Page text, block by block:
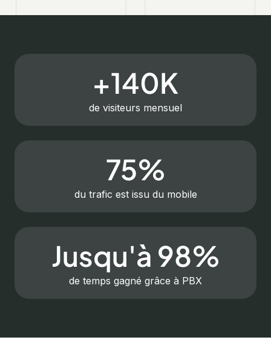
+140K
de visiteurs mensuel
75%
du trafic est issu du mobile
Jusqu'à 98%
de temps gagné grâce à PBX